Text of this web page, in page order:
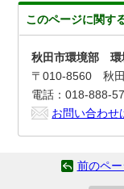
このページに関す
秋田市環境部 環
〒010-8560 秋
電話：018-888-
お問い合わせ
前のペ